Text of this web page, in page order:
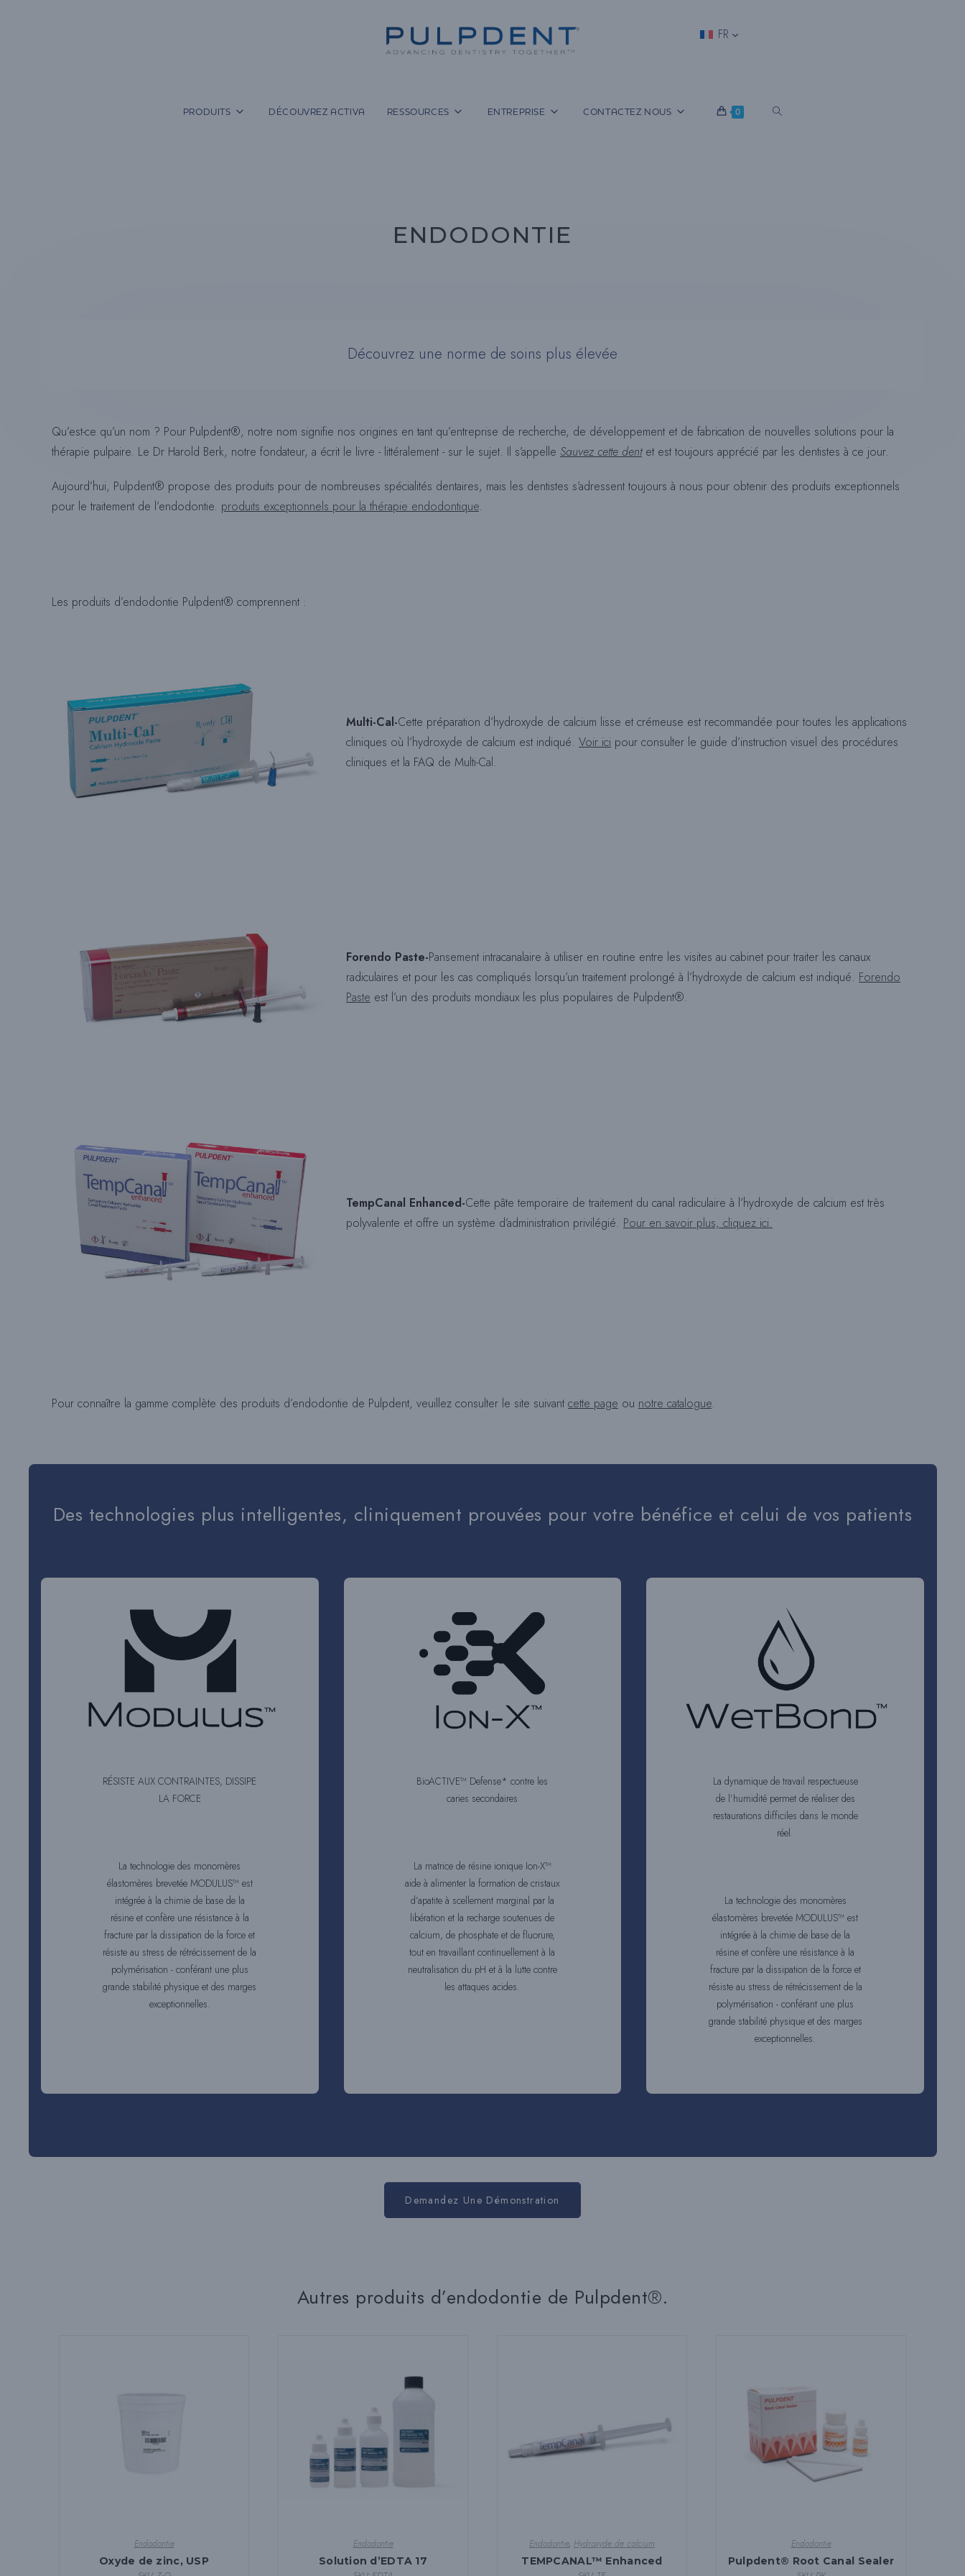
FR
PRODUITS DÉCOUVREZ ACTIVA RESSOURCES ENTREPRISE CONTACTEZ NOUS 0 B
E
R
C
C
ENDODONTIE
Découvrez une norme de soins plus élevée
Qu’est-ce qu’un nom ? Pour Pulpdent®, notre nom signifie nos origines en tant qu’entreprise de recherche, de développement et de fabrication de nouvelles solutions pour la
thérapie pulpaire. Le Dr Harold Berk, notre fondateur, a écrit le livre - littéralement - sur le sujet. Il s’appelle Sauvez cette dent et est toujours apprécié par les dentistes à ce jour.
Aujourd’hui, Pulpdent® propose des produits pour de nombreuses spécialités dentaires, mais les dentistes s’adressent toujours à nous pour obtenir des produits exceptionnels
pour le traitement de l’endodontie. produits exceptionnels pour la thérapie endodontique.
Les produits d’endodontie Pulpdent® comprennent :
Multi-Cal-Cette préparation d’hydroxyde de calcium lisse et crémeuse est recommandée pour toutes les applications
cliniques où l’hydroxyde de calcium est indiqué. Voir ici pour consulter le guide d’instruction visuel des procédures
cliniques et la FAQ de Multi-Cal.
Forendo Paste-Pansement intracanalaire à utiliser en routine entre les visites au cabinet pour traiter les canaux
radiculaires et pour les cas compliqués lorsqu’un traitement prolongé à l’hydroxyde de calcium est indiqué. Forendo
Paste est l’un des produits mondiaux les plus populaires de Pulpdent®.
TempCanal Enhanced-Cette pâte temporaire de traitement du canal radiculaire à l’hydroxyde de calcium est très
polyvalente et offre un système d’administration privilégié. Pour en savoir plus, cliquez ici.
Pour connaître la gamme complète des produits d’endodontie de Pulpdent, veuillez consulter le site suivant cette page ou notre catalogue.
Des technologies plus intelligentes, cliniquement prouvées pour votre bénéfice et celui de vos patients
RÉSISTE AUX CONTRAINTES, DISSIPE
LA FORCE
La technologie des monomères
élastomères brevetée MODULUS™ est
intégrée à la chimie de base de la
résine et confère une résistance à la
fracture par la dissipation de la force et
résiste au stress de rétrécissement de la
polymérisation - conférant une plus
grande stabilité physique et des marges
exceptionnelles.
BioACTIVE™ Defense* contre les
caries secondaires
La matrice de résine ionique Ion-X™
aide à alimenter la formation de cristaux
d’apatite à scellement marginal par la
libération et la recharge soutenues de
calcium, de phosphate et de fluorure,
tout en travaillant continuellement à la
neutralisation du pH et à la lutte contre
les attaques acides.
La dynamique de travail respectueuse
de l’humidité permet de réaliser des
restaurations difficiles dans le monde
réel.
La technologie des monomères
élastomères brevetée MODULUS™ est
intégrée à la chimie de base de la
résine et confère une résistance à la
fracture par la dissipation de la force et
résiste au stress de rétrécissement de la
polymérisation - conférant une plus
grande stabilité physique et des marges
exceptionnelles.
Demandez Une Démonstration
Autres produits d’endodontie de Pulpdent®.
Endodontie
Oxyde de zinc, USP
Endodontie
Solution d’EDTA 17
Endodontie, Hydroxyde de calcium
TEMPCANAL™ Enhanced
Endodontie
Pulpdent® Root Canal Sealer